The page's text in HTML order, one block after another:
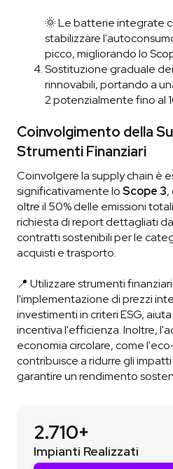
🌞 Le batterie integrate
stabilizzare
picco, migliorando lo
Sostituzione graduale
rinnovabili, portando a
2 potenzialmente fino al
Coinvolgimento della
Strumenti Finanziari
Coinvolgere la supply chain è
significativamente loScope 3,
oltre il 50% delle emissioni
richiesta di report dettagliati
contratti sostenibili per le
acquisti e trasporto.
📍 Utilizzare strumenti
l'implementazione di prezzi
investimenti in criteri ESG,
incentiva l'efficienza. Inoltre,
economia circolare, come
contribuisce a ridurre gli
garantire un rendimento
2.710+
Impianti Realizzati